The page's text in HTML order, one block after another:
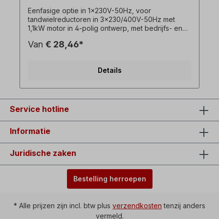
Eenfasige optie in 1x230V-50Hz, voor
tandwielreductoren in 3x230/400V-50Hz met
1,1kW motor in 4-polig ontwerp, met bedrijfs- en
onder belasting, startkoppel lager dan bij een
bijbehorende draaistroommotor!! Kan niet worden
productfoto's zijn vrijblijvende voorbeelden!
Optioneel: Aan/uit-schakelaar met
omkeerschakelaar voor links/rechts draaien,
omgevingstemperatuur= -5°C tot +40°C, Lijn
tussen motor en schakelaarhuis = ca. 90 cm.
Van € 28,46*
Details
Service hotline
Informatie
Juridische zaken
Bestelling herroepen
* Alle prijzen zijn incl. btw plus verzendkosten tenzij anders
vermeld.